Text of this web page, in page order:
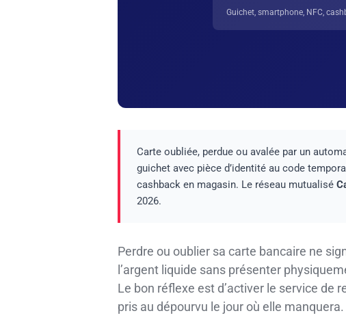
Guichet, smartphone, NFC,
Carte oubliée, perdue ou avalée par un
guichet avec pièce d’identité au code
cashback en magasin. Le réseau mutualisé
2026.
Perdre ou oublier sa carte bancaire ne
l’argent liquide sans présenter
Le bon réflexe est d’activer le service de
pris au dépourvu le jour où elle manquera.